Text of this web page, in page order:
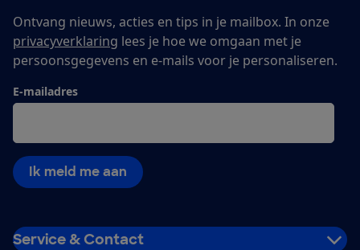
Ontvang nieuws, acties en tips in je mailbox. In onze
privacyverklaring lees je hoe we omgaan met je
persoonsgegevens en e-mails voor je personaliseren.
E-mailadres
Ik meld me aan
Service & Contact